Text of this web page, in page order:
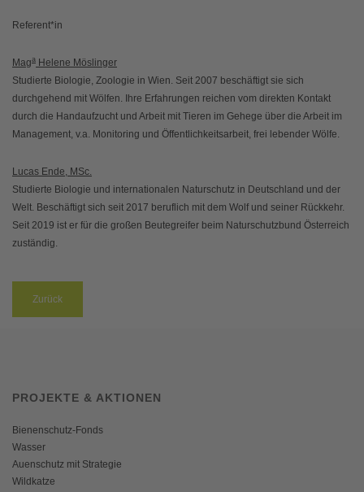
Referent*in
Maga Helene Möslinger
Studierte Biologie, Zoologie in Wien. Seit 2007 beschäftigt sie sich
durchgehend mit Wölfen. Ihre Erfahrungen reichen vom direkten Kontakt
durch die Handaufzucht und Arbeit mit Tieren im Gehege über die Arbeit im
Management, v.a. Monitoring und Öffentlichkeitsarbeit, frei lebender Wölfe.
Lucas Ende, MSc.
Studierte Biologie und internationalen Naturschutz in Deutschland und der
Welt. Beschäftigt sich seit 2017 beruflich mit dem Wolf und seiner Rückkehr.
Seit 2019 ist er für die großen Beutegreifer beim Naturschutzbund Österreich
zuständig.
Zurück
PROJEKTE & AKTIONEN
Bienenschutz-Fonds
Wasser
Auenschutz mit Strategie
Wildkatze